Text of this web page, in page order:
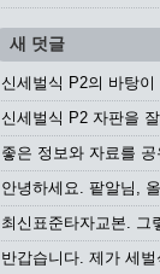
새 덧글